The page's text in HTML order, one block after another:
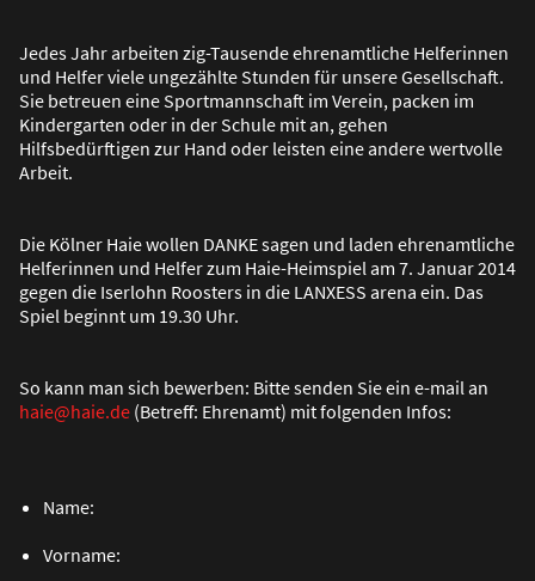
Jedes Jahr arbeiten zig-Tausende ehrenamtliche Helferinnen
und Helfer viele ungezählte Stunden für unsere Gesellschaft.
Sie betreuen eine Sportmannschaft im Verein, packen im
Kindergarten oder in der Schule mit an, gehen
Hilfsbedürftigen zur Hand oder leisten eine andere wertvolle
Arbeit.
Die Kölner Haie wollen DANKE sagen und laden ehrenamtliche
Helferinnen und Helfer zum Haie-Heimspiel am 7. Januar 2014
gegen die Iserlohn Roosters in die LANXESS arena ein. Das
Spiel beginnt um 19.30 Uhr.
So kann man sich bewerben: Bitte senden Sie ein e-mail an
haie@haie.de (Betreff: Ehrenamt) mit folgenden Infos:
Name:
Vorname: